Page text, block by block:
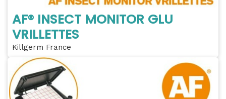
AF® INSECT MONITOR GLU
VRILLETTES
Killgerm France